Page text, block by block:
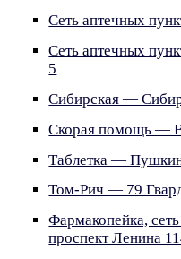
Сеть аптечных
Сеть аптечных
5
Сибирская —
Скорая помощь —
Таблетка —
Том-Рич — 79
Фармакопейка,
проспект Ленина